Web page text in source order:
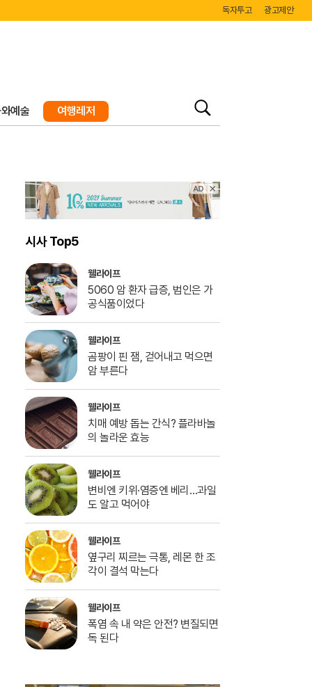
독자투고 광고제안
검
색
예술 여행레저
시사 Top5
웰라이프
5060 암 환자 급증, 범인은 가
공식품이었다
웰라이프
곰팡이 핀 잼, 걷어내고 먹으면
암 부른다
웰라이프
치매 예방 돕는 간식? 플라바놀
의 놀라운 효능
웰라이프
변비엔 키위·염증엔 베리…과일
도 알고 먹어야
웰라이프
옆구리 찌르는 극통, 레몬 한 조
각이 결석 막는다
웰라이프
폭염 속 내 약은 안전? 변질되면
독 된다